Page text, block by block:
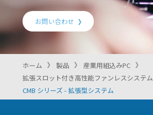
お問い合わせ
ホーム 製品
産業用組込みPC
拡張スロット付き高性能ファンレスシステム
CMB シリーズ - 拡張型システム